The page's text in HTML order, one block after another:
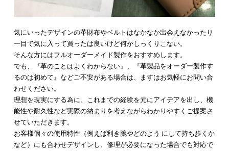
気にいったデザインの革財布やベルトはなかなか出会えなかったり
一目で気に入って買ったは良いけど何かしっくりこない。
そんな方にはフルオーダーメイド製作をおすすめします。
でも、『革のことはよくわからない』、『革製品をオーダー製作す
るのは初めて』などご不安がある場合は、ますはお気軽にお問い合
わせください。
理想を現実にする為に、これまでの経験を元にアイデアを出し、機
能性や耐久性など実際の納まりを考えながらわかりやすくご提案さ
せていただきます。
お客様個々の使用特性（例えば利き腕やどのよう にして持ち歩くか
など）にも合わせデザインし、修理が必要になった場合でも対応で